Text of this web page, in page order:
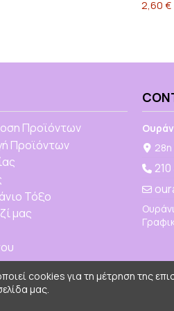
2,60 €
Προϊόντων
Προϊόντων
Τόξο
μας
28η
cookies για τη μέτρηση της
μας.